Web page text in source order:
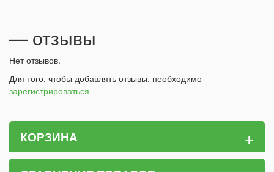
— отзывы
Нет отзывов.
Для того, чтобы добавлять отзывы, необходимо
зарегистрироваться
КОРЗИНА +